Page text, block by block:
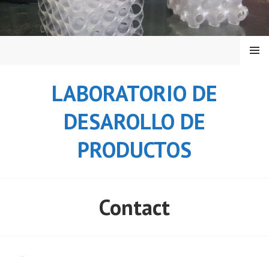
Saltar
contenido
LABORATORIO DE
DESAROLLO DE
PRODUCTOS
MENÚ
Contact